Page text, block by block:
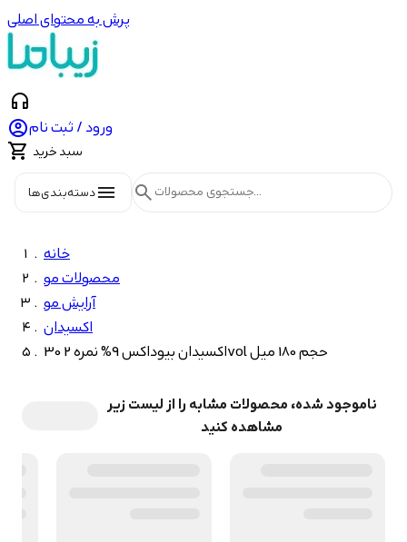
پرش به محتوای اصلی
headphones
ورود / ثبت نام
 سبد خرید
menuدسته‌بندی‌ها search
خانه
محصولات مو
آرایش مو
اکسیدان
اکسیدان بیوداکس 9% نمره 2 30vol حجم 180 میل
ناموجود شده، محصولات مشابه را از لیست زیر
مشاهده کنید